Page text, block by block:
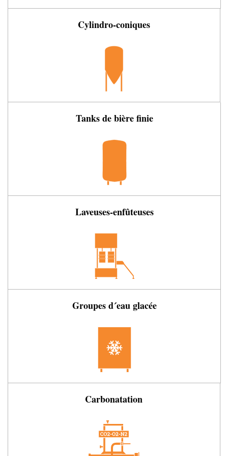
Cylindro-coniques
Tanks de bière finie
Laveuses-enfûteuses
Groupes d´eau glacée
Carbonatation